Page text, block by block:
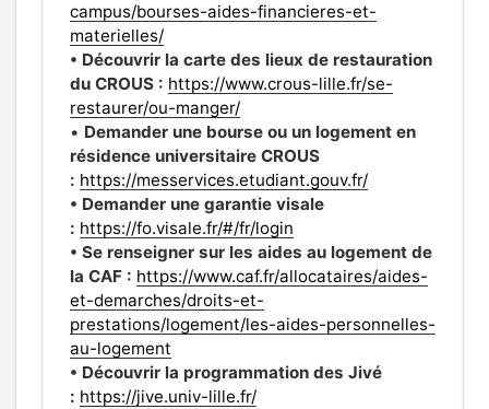
campus/bourses-aides-financieres-et-
materielles/
• Découvrir la carte des lieux de restauration
du CROUS : https://www.crous-lille.fr/se-
restaurer/ou-manger/
• Demander une bourse ou un logement en
résidence universitaire CROUS
: https://messervices.etudiant.gouv.fr/
• Demander une garantie visale
: https://fo.visale.fr/#/fr/login
• Se renseigner sur les aides au logement de
la CAF : https://www.caf.fr/allocataires/aides-
et-demarches/droits-et-
prestations/logement/les-aides-personnelles-
au-logement
• Découvrir la programmation des Jivé
: https://jive.univ-lille.fr/